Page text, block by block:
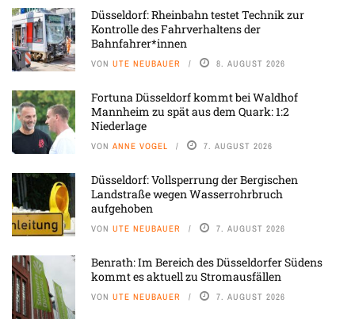
Düsseldorf: Rheinbahn testet Technik zur
Kontrolle des Fahrverhaltens der
Bahnfahrer*innen
VON UTE NEUBAUER 8. AUGUST 2026
Fortuna Düsseldorf kommt bei Waldhof
Mannheim zu spät aus dem Quark: 1:2
Niederlage
VON ANNE VOGEL 7. AUGUST 2026
Düsseldorf: Vollsperrung der Bergischen
Landstraße wegen Wasserrohrbruch
aufgehoben
VON UTE NEUBAUER 7. AUGUST 2026
Benrath: Im Bereich des Düsseldorfer Südens
kommt es aktuell zu Stromausfällen
VON UTE NEUBAUER 7. AUGUST 2026